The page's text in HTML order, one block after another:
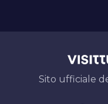
Sito ufficiale